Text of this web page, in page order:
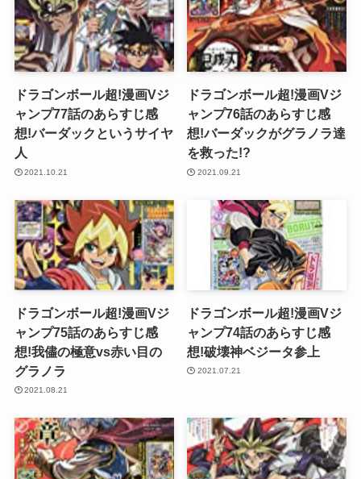
ドラゴンボール超!漫画Vジ
ャンプ77話のあらすじ感
想!バーダックというサイヤ
人
2021.10.21
ドラゴンボール超!漫画Vジ
ャンプ76話のあらすじ感
想!バーダックがグラノラ達
を救った!?
2021.09.21
ドラゴンボール超!漫画Vジ
ャンプ75話のあらすじ感
想!我儘の極意vs赤い目の
グラノラ
2021.08.21
ドラゴンボール超!漫画Vジ
ャンプ74話のあらすじ感
想!破壊神ベジータ参上
2021.07.21